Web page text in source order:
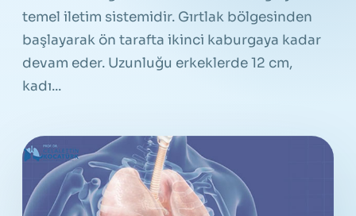
temel iletim sistemidir. Gırtlak bölgesinden
başlayarak ön tarafta ikinci kaburgaya kadar
devam eder. Uzunluğu erkeklerde 12 cm,
kadı...